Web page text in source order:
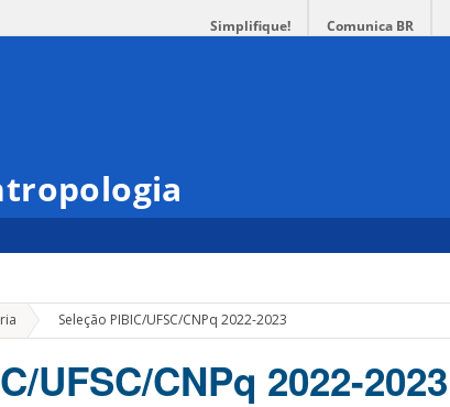
Simplifique! Comunica BR
» Seleção PIBIC/UFSC/CNPq 2022-2023
UFSC/CNPq 2022-2023